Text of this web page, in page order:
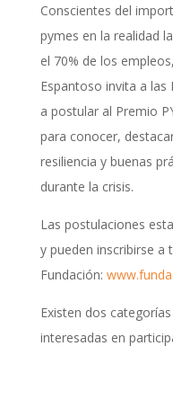
Conscientes del
pymes en la realidad
el 70% de los
Espantoso invita a las
a postular al Premio
para conocer,
resiliencia y buenas
durante la crisis.
Las postulaciones
y pueden inscribirse a
Fundación:
Existen dos
interesadas en